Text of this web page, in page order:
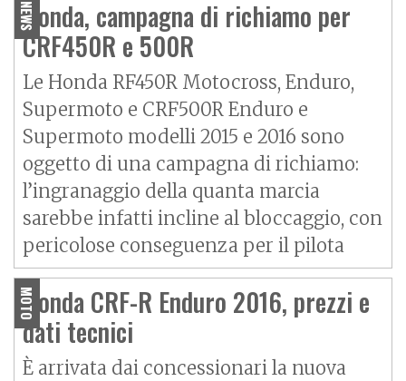
per tutti
NEWS
Honda, campagna di richiamo per
CRF450R e 500R
Le Honda RF450R Motocross, Enduro,
Supermoto e CRF500R Enduro e
Supermoto modelli 2015 e 2016 sono
oggetto di una campagna di richiamo:
l’ingranaggio della quanta marcia
sarebbe infatti incline al bloccaggio, con
pericolose conseguenza per il pilota
MOTO
Honda CRF-R Enduro 2016, prezzi e
dati tecnici
È arrivata dai concessionari la nuova